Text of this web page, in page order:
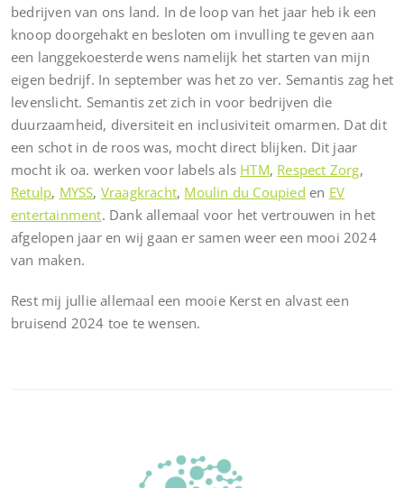
bedrijven van ons land. In de loop van het jaar heb ik een
knoop doorgehakt en besloten om invulling te geven aan
een langgekoesterde wens namelijk het starten van mijn
eigen bedrijf. In september was het zo ver. Semantis zag het
levenslicht. Semantis zet zich in voor bedrijven die
duurzaamheid, diversiteit en inclusiviteit omarmen. Dat dit
een schot in de roos was, mocht direct blijken. Dit jaar
mocht ik oa. werken voor labels als HTM, Respect Zorg,
Retulp, MYSS, Vraagkracht, Moulin du Coupied en EV
entertainment. Dank allemaal voor het vertrouwen in het
afgelopen jaar en wij gaan er samen weer een mooi 2024
van maken.
Rest mij jullie allemaal een mooie Kerst en alvast een
bruisend 2024 toe te wensen.